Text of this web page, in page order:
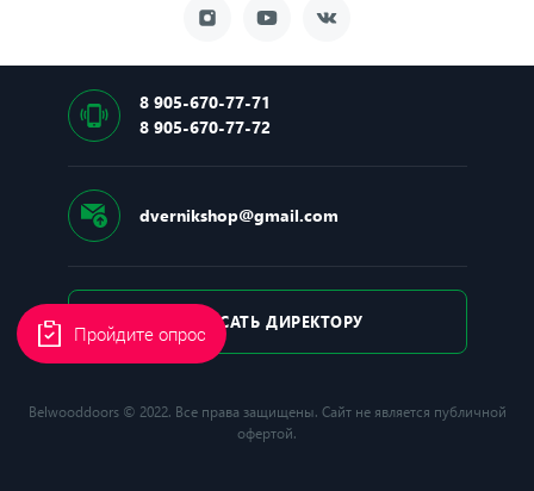
8 905-670-77-71
8 905-670-77-72
dvernikshop@gmail.com
НАПИСАТЬ ДИРЕКТОРУ
Belwooddoors © 2022. Все права защищены. Сайт не является публичной
офертой.
Пройдите опрос